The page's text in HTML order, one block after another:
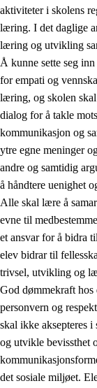
2.
2.1 Sosial
2.2
2.3
2.4 Å lære å
Tverrfaglige
aktiviteter i skolens
læring. I det daglige
læring og utvikling
Å kunne sette seg
for empati og
læring, og skolen
dialog for å takle
kommunikasjon og
ytre egne meninger
andre og samtidig
å håndtere uenighet
Alle skal lære å
evne til
et ansvar for å bidra
elev bidrar til
trivsel, utvikling og
God dømmekraft hos
personvern og
skal ikke aksepteres
og utvikle bevissthet
det sosiale miljøet.